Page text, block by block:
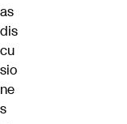
as
dis
cu
sio
ne
s